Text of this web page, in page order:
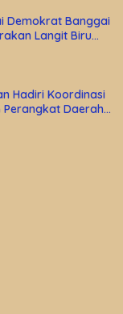
Demokrat Banggai
Langit Biru
Hadiri Koordinasi
Daerah